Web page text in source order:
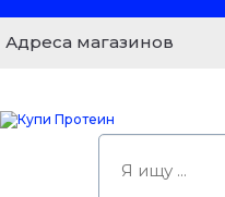
Адреса магазинов